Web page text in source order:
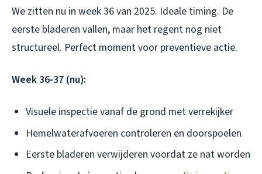
We zitten nu in week 36 van 2025. Ideale timing. De
eerste bladeren vallen, maar het regent nog niet
structureel. Perfect moment voor preventieve actie.
Week 36-37 (nu):
Visuele inspectie vanaf de grond met verrekijker
Hemelwaterafvoeren controleren en doorspoelen
Eerste bladeren verwijderen voordat ze nat worden